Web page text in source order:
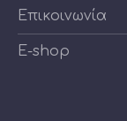
Επικοινωνία
E-shop